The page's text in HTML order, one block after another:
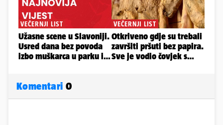
Komentari 0